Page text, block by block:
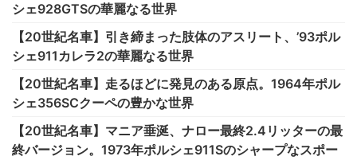
シェ928GTSの華麗なる世界
【20世紀名車】引き締まった肢体のアスリート、’93ポル
シェ911カレラ2の華麗なる世界
【20世紀名車】走るほどに発見のある原点。1964年ポル
シェ356SCクーペの豊かな世界
【20世紀名車】マニア垂涎、ナロー最終2.4リッターの最
終バージョン。1973年ポルシェ911Sのシャープなスポー